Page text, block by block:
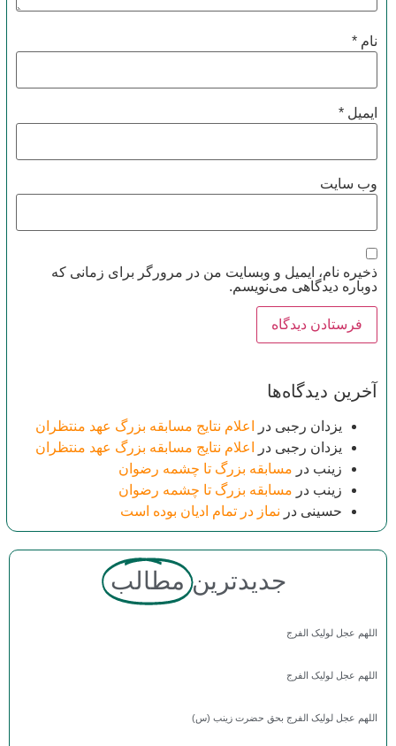
نام *
ایمیل *
وب‌ سایت
ذخیره نام، ایمیل و وبسایت من در مرورگر برای زمانی که
دوباره دیدگاهی می‌نویسم.
آخرین دیدگاه‌ها
یزدان رجبی در
اعلام نتایج مسابقه بزرگ عهد منتظران
یزدان رجبی در
اعلام نتایج مسابقه بزرگ عهد منتظران
زینب در مسابقه بزرگ تا چشمه رضوان
زینب در مسابقه بزرگ تا چشمه رضوان
حسینی در نماز در تمام ادیان بوده است
جدیدترین مطالب
اللهم عجل لولیک الفرج
اللهم عجل لولیک الفرج
اللهم عجل لولیک الفرج بحق حضرت زینب (س)